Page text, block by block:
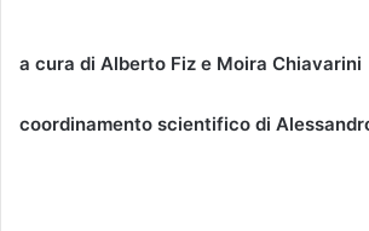
a cura di Alberto Fiz e Moira Chiavarini
coordinamento scientifico di